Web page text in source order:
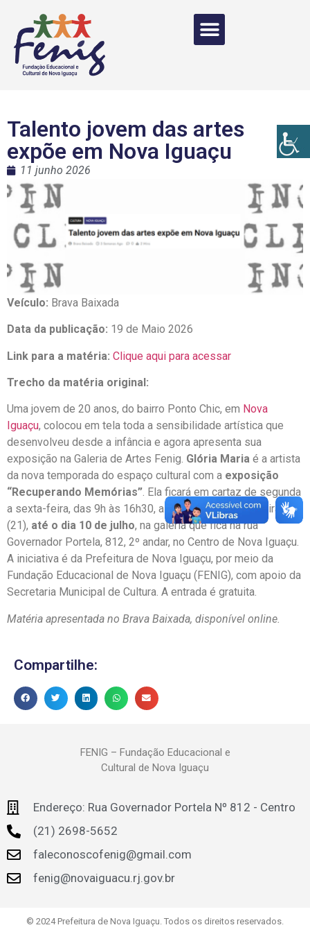
Talento jovem das artes
expõe em Nova Iguaçu
11 junho 2026
Veículo: Brava Baixada
Data da publicação: 19 de Maio 2026
Link para a matéria: Clique aqui para acessar
Trecho da matéria original:
Uma jovem de 20 anos, do bairro Ponto Chic, em Nova
Iguaçu, colocou em tela toda a sensibilidade artística que
desenvolveu desde a infância e agora apresenta sua
exposição na Galeria de Artes Fenig. Glória Maria é a artista
da nova temporada do espaço cultural com a exposição
“Recuperando Memórias”. Ela ficará em cartaz de segunda
a sexta-feira, das 9h às 16h30, a partir desta quinta-feira
(21), até o dia 10 de julho, na galeria que fica na rua
Governador Portela, 812, 2º andar, no Centro de Nova Iguaçu.
A iniciativa é da Prefeitura de Nova Iguaçu, por meio da
Fundação Educacional de Nova Iguaçu (FENIG), com apoio da
Secretaria Municipal de Cultura. A entrada é gratuita.
Matéria apresentada no Brava Baixada, disponível online.
Compartilhe:
FENIG – Fundação Educacional e
Cultural de Nova Iguaçu
Endereço: Rua Governador Portela Nº 812 - Centro
(21) 2698-5652
faleconoscofenig@gmail.com
fenig@novaiguacu.rj.gov.br
© 2024 Prefeitura de Nova Iguaçu. Todos os direitos reservados.